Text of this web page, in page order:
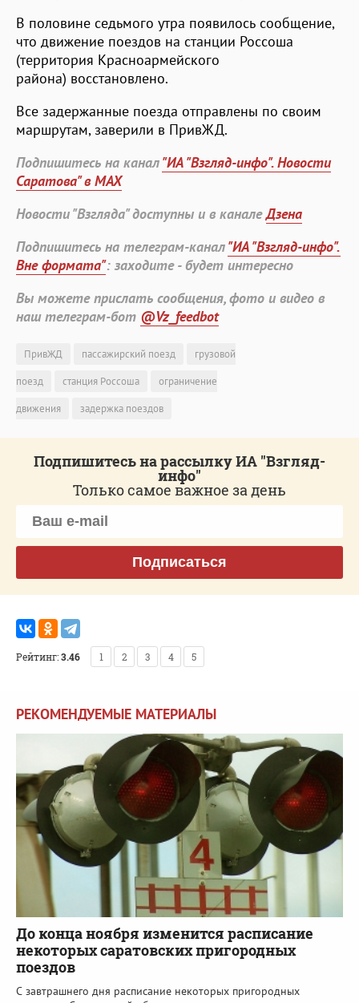
В половине седьмого утра появилось сообщение,
что движение поездов на станции Россоша
(территория Красноармейского
района) восстановлено.
Все задержанные поезда отправлены по своим
маршрутам, заверили в ПривЖД.
Подпишитесь на канал"ИА "Взгляд-инфо". Новости
Саратова" в MAX
Новости "Взгляда" доступны и в каналеДзена
Подпишитесь на телеграм-канал"ИА "Взгляд-инфо".
Вне формата": заходите - будет интересно
Вы можете прислать сообщения, фото и видео в
наш телеграм-бот @Vz_feedbot
ПривЖД пассажирский поезд
грузовой
поезд
станция Россоша
ограничение
движения
задержка поездов
Подпишитесь на рассылку ИА "Взгляд-
инфо"
Только самое важное за день
Подписаться
Рейтинг:3.46 1 2 3 4 5
РЕКОМЕНДУЕМЫЕ МАТЕРИАЛЫ
До конца ноября изменится расписание
некоторых саратовских пригородных
поездов
С завтрашнего дня расписание некоторых пригородных